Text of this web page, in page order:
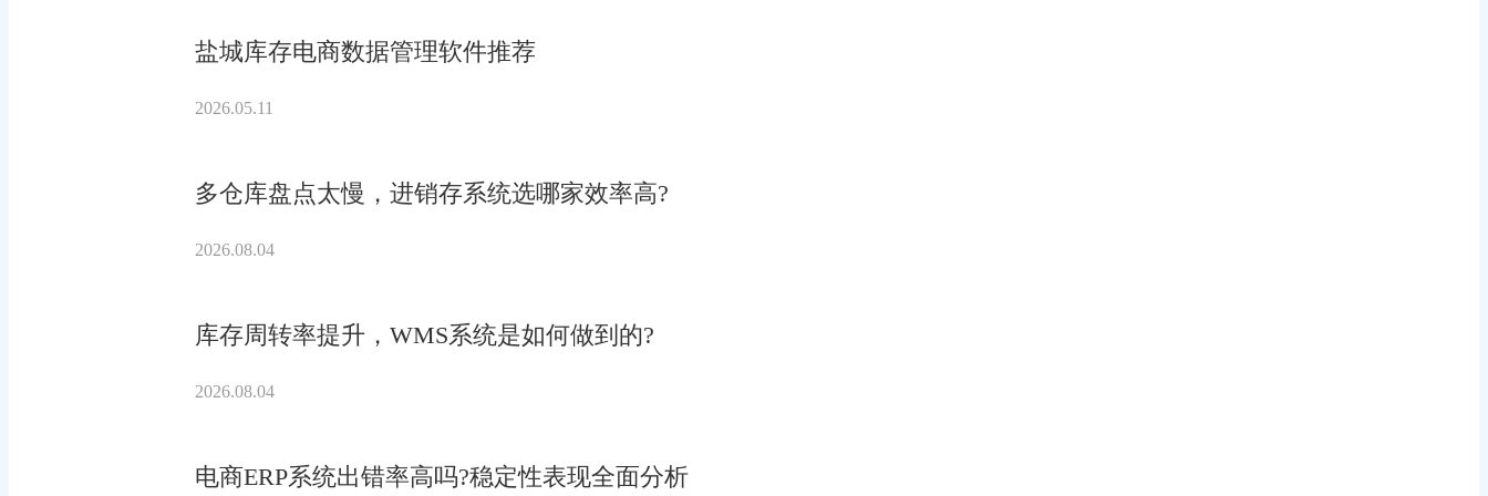
盐城库存电商数据管理软件推荐
2026.05.11
多仓库盘点太慢，进销存系统选哪家效率高?
2026.08.04
库存周转率提升，WMS系统是如何做到的?
2026.08.04
电商ERP系统出错率高吗?稳定性表现全面分析